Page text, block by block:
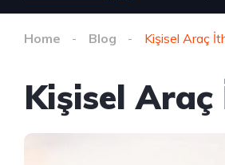
Home Blog Kişisel Araç
Kişisel Araç